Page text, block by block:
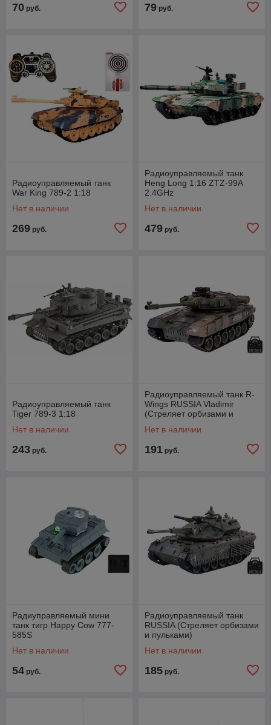
70 руб. 79 руб.
Радиоуправляемый танк
War King 789-2 1:18
Нет в наличии
269 руб.
Радиоуправляемый танк
Heng Long 1:16 ZTZ-99A
2.4GHz
Нет в наличии
479 руб.
Радиоуправляемый танк
Tiger 789-3 1:18
Нет в наличии
243 руб.
Радиоуправляемый танк R-
Wings RUSSIA Vladimir
(Стреляет орбизами и
Нет в наличии
191 руб.
Радиуправляемый мини
танк тигр Happy Cow 777-
585S
Нет в наличии
54 руб.
Радиоуправляемый танк
RUSSIA (Стреляет орбизами
и пульками)
Нет в наличии
185 руб.